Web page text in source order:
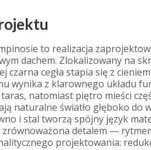
to realizacja
dachem. Zlokalizowany na
czarna cegła stapia się z
wynika z klarownego układu
natomiast piętro mieści
naturalne światło głęboko do
i stal tworzą spójny język
zrównoważona detalem —
projektowania: